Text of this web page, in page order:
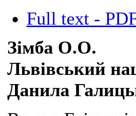
Full text -
Зімба О.О.
Львівський
Данила